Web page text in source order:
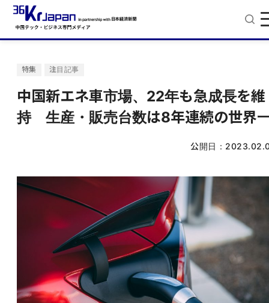
特集 注目記事
中国新エネ車市場、22年も急成長を維
持 生産・販売台数は8年連続の世界
公開日：